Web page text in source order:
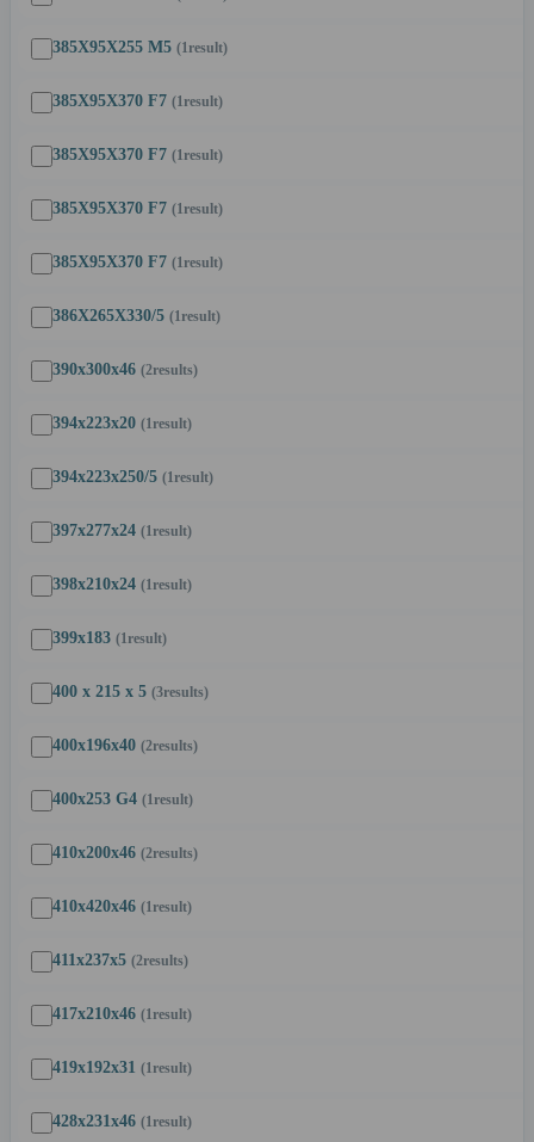
385X95X255 M5 (1result)
385X95X370 F7 (1result)
385X95X370 F7 (1result)
385X95X370 F7 (1result)
385X95X370 F7 (1result)
386X265X330/5 (1result)
390x300x46 (2results)
394x223x20 (1result)
394x223x250/5 (1result)
397x277x24 (1result)
398x210x24 (1result)
399x183 (1result)
400 x 215 x 5 (3results)
400x196x40 (2results)
400x253 G4 (1result)
410x200x46 (2results)
410x420x46 (1result)
411x237x5 (2results)
417x210x46 (1result)
419x192x31 (1result)
428x231x46 (1result)